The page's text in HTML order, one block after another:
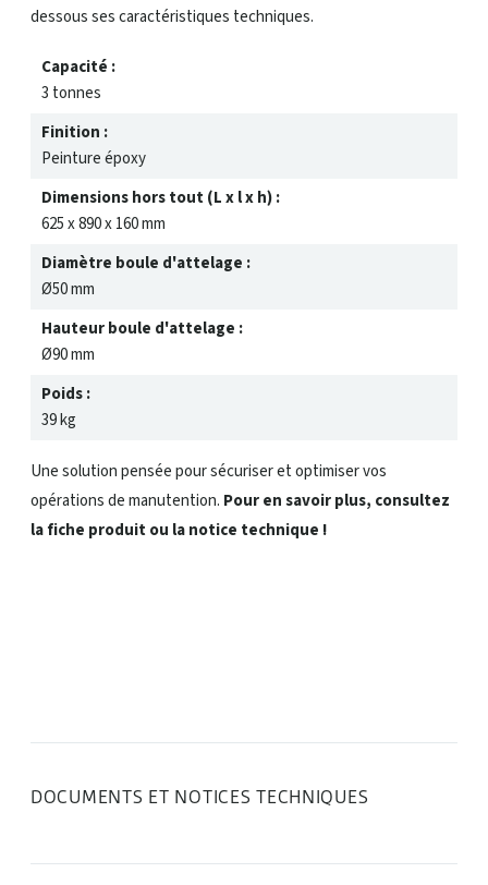
dessous ses caractéristiques techniques.
Capacité :
3 tonnes
Finition :
Peinture époxy
Dimensions hors tout (L x l x h) :
625 x 890 x 160 mm
Diamètre boule d'attelage :
Ø50 mm
Hauteur boule d'attelage :
Ø90 mm
Poids :
39 kg
Une solution pensée pour sécuriser et optimiser vos
opérations de manutention. Pour en savoir plus, consultez
la fiche produit ou la notice technique !
DOCUMENTS ET NOTICES TECHNIQUES